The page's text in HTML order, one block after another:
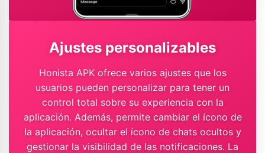
Ajustes personalizables
Honista APK ofrece varios ajustes que los
usuarios pueden personalizar para tener un
control total sobre su experiencia con la
aplicación. Además, permite cambiar el ícono de
la aplicación, ocultar el ícono de chats ocultos y
gestionar la visibilidad de las notificaciones. La